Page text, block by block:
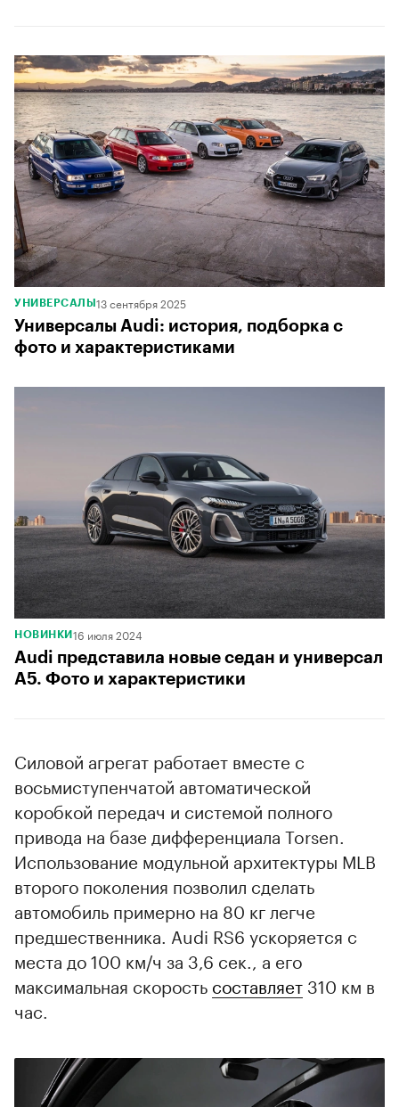
УНИВЕРСАЛЫ 13 сентября 2025
Универсалы Audi: история, подборка с
фото и характеристиками
НОВИНКИ 16 июля 2024
Audi представила новые седан и универсал
A5. Фото и характеристики
Силовой агрегат работает вместе с
восьмиступенчатой автоматической
коробкой передач и системой полного
привода на базе дифференциала Torsen.
Использование модульной архитектуры MLB
второго поколения позволил сделать
автомобиль примерно на 80 кг легче
предшественника. Audi RS6 ускоряется с
места до 100 км/ч за 3,6 сек., а его
максимальная скорость составляет 310 км в
час.